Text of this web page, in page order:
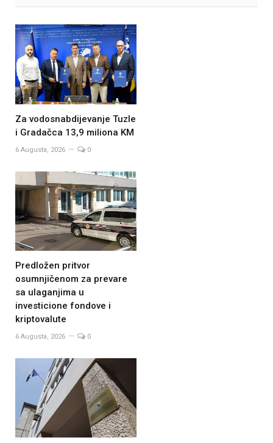
Za vodosnabdijevanje Tuzle
i Gradačca 13,9 miliona KM
6 Augusta, 2026 0
Predložen pritvor
osumnjičenom za prevare
sa ulaganjima u
investicione fondove i
kriptovalute
6 Augusta, 2026 0